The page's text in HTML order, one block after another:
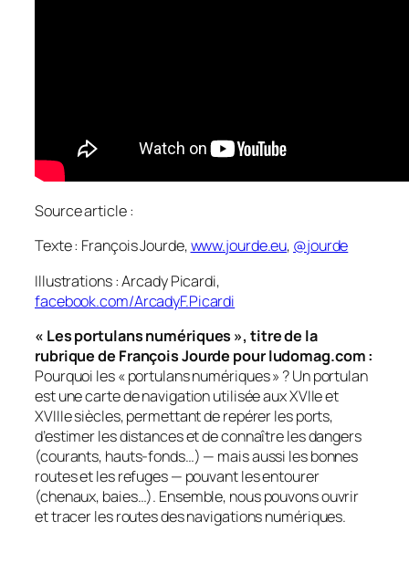
Source article :
Texte : François Jourde,www.jourde.eu, @jourde
Illustrations : Arcady Picardi,
facebook.com/ArcadyF.Picardi
« Les portulans numériques », titre de la
rubrique de François Jourde pour ludomag.com :
Pourquoi les « portulans numériques » ? Un portulan
est une carte de navigation utilisée aux XVIIe et
XVIIIe siècles, permettant de repérer les ports,
d’estimer les distances et de connaître les dangers
(courants, hauts-fonds…) — mais aussi les bonnes
routes et les refuges — pouvant les entourer
(chenaux, baies…). Ensemble, nous pouvons ouvrir
et tracer les routes des navigations numériques.